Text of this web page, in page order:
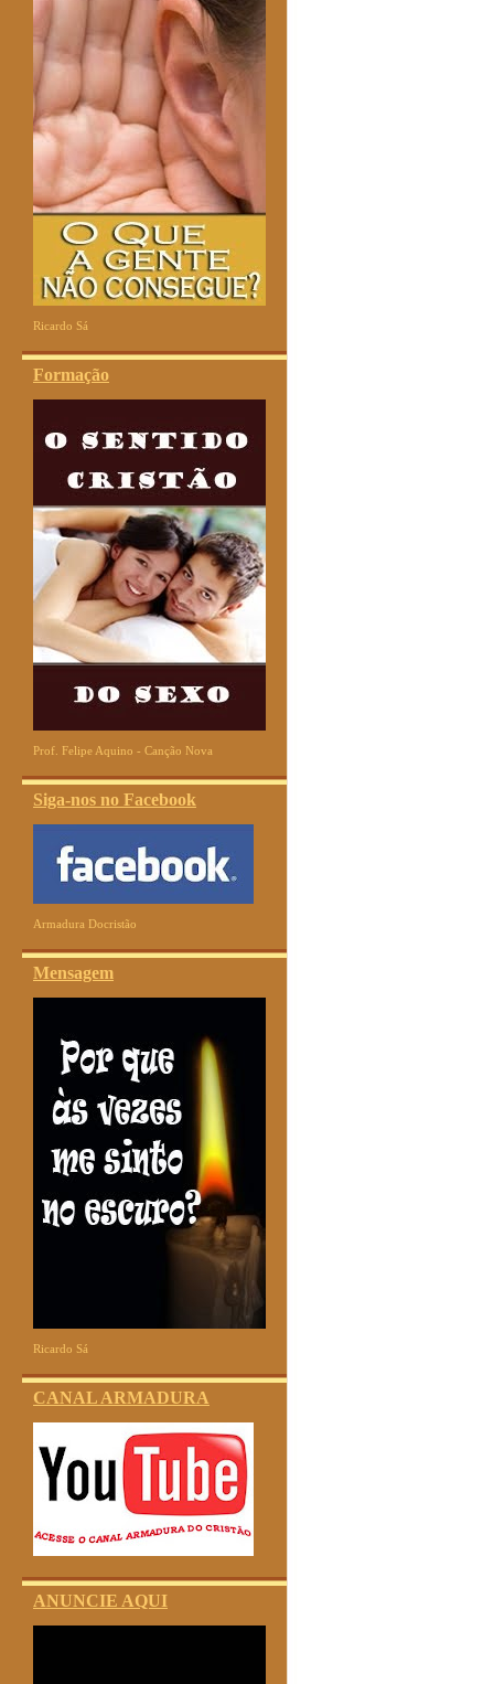
Ricardo Sá
Formação
Prof. Felipe Aquino - Canção Nova
Siga-nos no Facebook
Armadura Docristão
Mensagem
Ricardo Sá
CANAL ARMADURA
ANUNCIE AQUI